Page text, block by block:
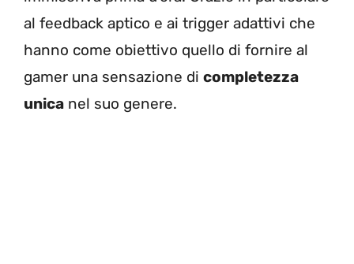
al feedback aptico e ai trigger adattivi che
hanno come obiettivo quello di fornire al
gamer una sensazione di completezza
unica nel suo genere.